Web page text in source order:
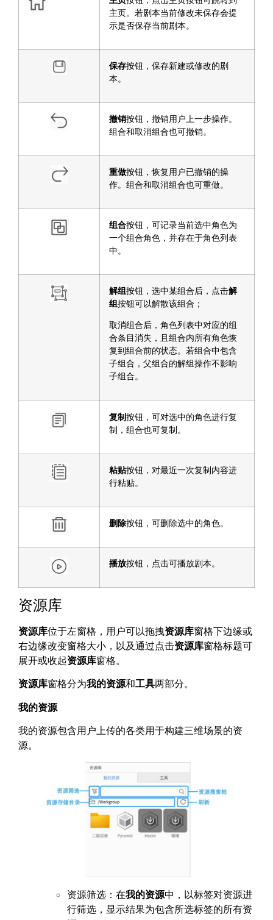
主页。若剧本当前修改未保存会提
示是否保存当前剧本。
保存按钮，保存新建或修改的剧
本。
撤销按钮，撤销用户上一步操作。
组合和取消组合也可撤销。
重做按钮，恢复用户已撤销的操
作。组合和取消组合也可重做。
组合按钮，可记录当前选中角色为
一个组合角色，并存在于角色列表
中。
解组按钮，选中某组合后，点击解
组按钮可以解散该组合；
取消组合后，角色列表中对应的组
合条目消失，且组合内所有角色恢
复到组合前的状态。若组合中包含
子组合，父组合的解组操作不影响
子组合。
复制按钮，可对选中的角色进行复
制，组合也可复制。
粘贴按钮，对最近一次复制内容进
行粘贴。
删除按钮，可删除选中的角色。
播放按钮，点击可播放剧本。
资源库
资源库位于左窗格，用户可以拖拽资源库窗格下边缘或
右边缘改变窗格大小，以及通过点击资源库窗格标题可
展开或收起资源库窗格。
资源库窗格分为我的资源和工具两部分。
我的资源
我的资源包含用户上传的各类用于构建三维场景的资
源。
资源筛选：在我的资源中，以标签对资源进
行筛选，显示结果为包含所选标签的所有资